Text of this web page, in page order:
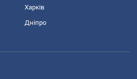
Харків
Дніпро